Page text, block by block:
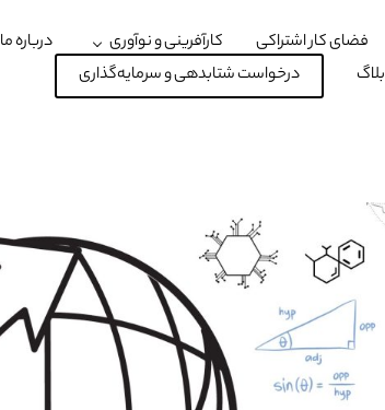
فضای کار اشتراکی کارآفرینی و نوآوری درباره ما
بلاگ درخواست شتابدهی و سرمایه‌گذاری